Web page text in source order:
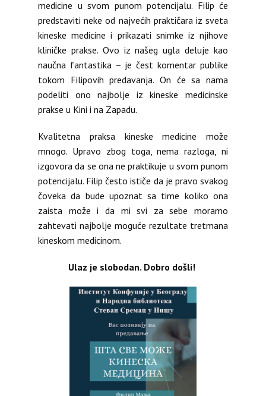
medicine u svom punom potencijalu. Filip će
predstaviti neke od najvećih praktičara iz sveta
kineske medicine i prikazati snimke iz njihove
kliničke prakse. Ovo iz našeg ugla deluje kao
naučna fantastika – je čest komentar publike
tokom Filipovih predavanja. On će sa nama
podeliti ono najbolje iz kineske medicinske
prakse u Kini i na Zapadu.
Kvalitetna praksa kineske medicine može
mnogo. Upravo zbog toga, nema razloga, ni
izgovora da se ona ne praktikuje u svom punom
potencijalu. Filip često ističe da je pravo svakog
čoveka da bude upoznat sa time koliko ona
zaista može i da mi svi za sebe moramo
zahtevati najbolje moguće rezultate tretmana
kineskom medicinom.
Ulaz je slobodan. Dobro došli!